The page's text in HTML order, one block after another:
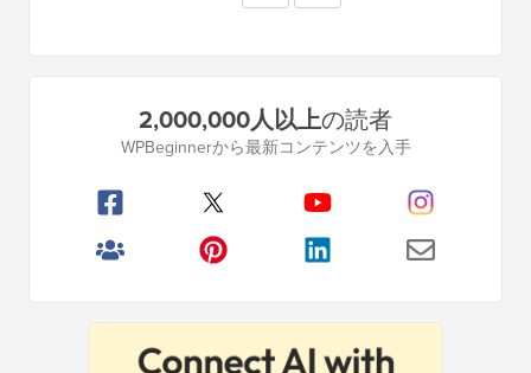
ー
ジ
省
略
ー
ジ
は
略
ジ
ペ
ー
イ
2,000,000人以上の読者
WPBeginnerから最新コンテンツを入手